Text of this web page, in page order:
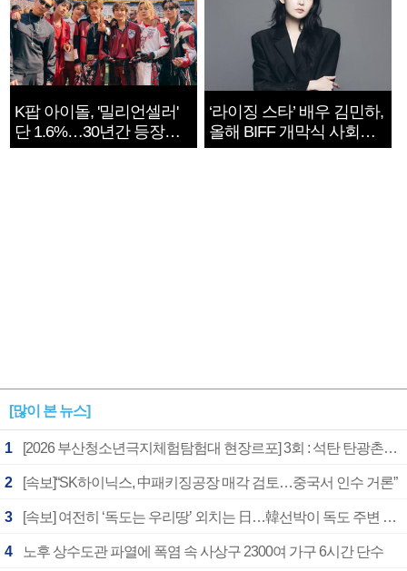
K팝 아이돌, '밀리언셀러'
단 1.6%…30년간 등장
1182개팀 전수조사
‘라이징 스타’ 배우 김민하,
올해 BIFF 개막식 사회자
확정
[많이 본 뉴스]
1 [2026 부산청소년극지체험탐험대 현장르포] 3회 : 석탄 탄광촌에서 북극 연구의 중심지로
2 [속보]“SK하이닉스, 中패키징공장 매각 검토…중국서 인수 거론”
3 [속보] 여전히 ‘독도는 우리땅’ 외치는 日…韓선박이 독도 주변 해양조사 활동하자 반발
4 노후 상수도관 파열에 폭염 속 사상구 2300여 가구 6시간 단수